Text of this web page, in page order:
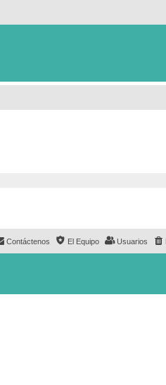
Usuarios
El Equipo
Contáctenos